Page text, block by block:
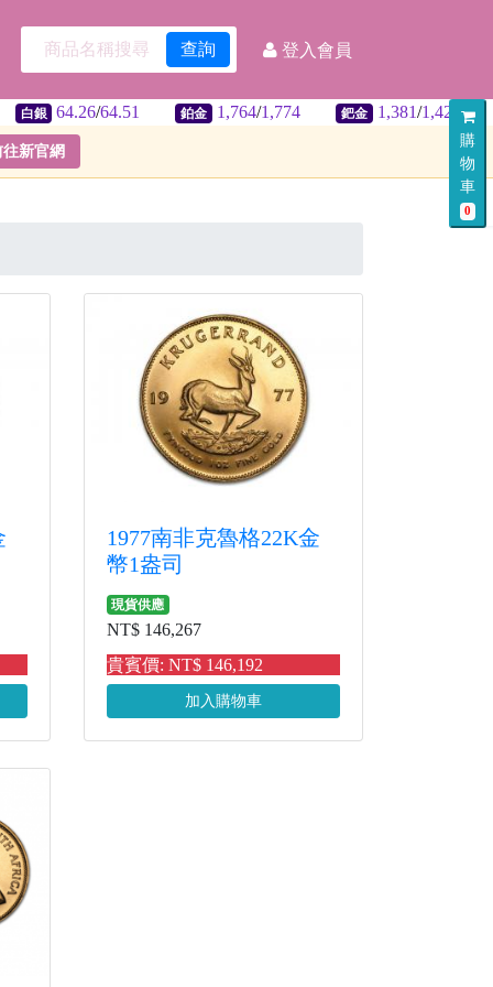
購
物
車
0
查詢 登入會員
/64.51 鉑金 1,764 /1,774 鈀金 1,381 /1,421 美匯
往新官網
1977南非克魯格22K金
幣1盎司
現貨供應
NT$ 146,267
貴賓價: NT$ 146,192
加入購物車